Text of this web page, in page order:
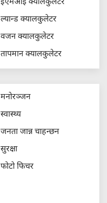
ईएमआई क्यालकुलेटर
ल्यान्ड क्यालकुलेटर
वजन क्यालकुलेटर
तापमान क्यालकुलेटर
मनोरञ्जन
स्वास्थ्य
जनता जान्न चाहन्छन
सुरक्षा
फोटो फिचर